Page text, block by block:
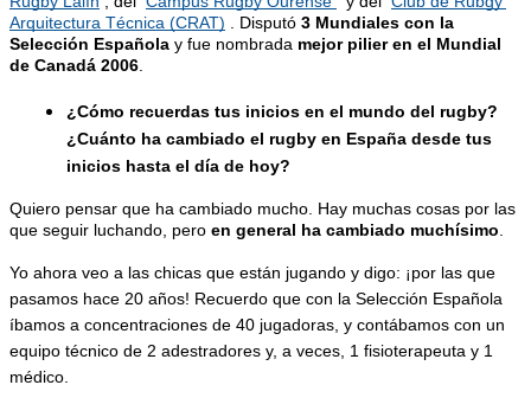
Arquitectura Técnica (CRAT)
. Disputó 3 Mundiales con la
Selección Española y fue nombrada mejor pilier en el Mundial
de Canadá 2006
¿Cómo recuerdas tus inicios en el mundo del rugby?
¿Cuánto ha cambiado el rugby en España desde tus
inicios hasta el día de hoy?
Quiero pensar que ha cambiado mucho. Hay muchas cosas por las
que seguir luchando, pero en general ha cambiado muchísimo
Yo ahora veo a las chicas que están jugando y digo: ¡por las que
pasamos hace 20 años! Recuerdo que con la Selección Española
íbamos a concentraciones de 40 jugadoras, y contábamos con un
equipo técnico de 2 adestradores y, a veces, 1 fisioterapeuta y 1
médico.